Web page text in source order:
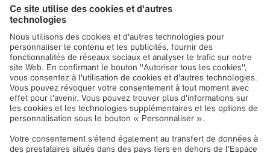
Nous avons besoin de
votre consentement
pour charger le service
Google Maps!
Nous utilisons Google Maps, pour intégrer du
contenu susceptible de collecter des
données sur votre activité. Veuillez vérifier les
détails et accepter le service pour voir ce
contenu.